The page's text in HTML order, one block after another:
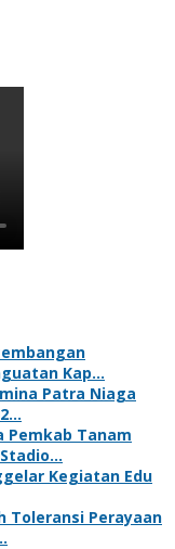
Kap…
Patra Niaga
Pemkab Tanam
Kegiatan Edu
Toleransi Perayaan